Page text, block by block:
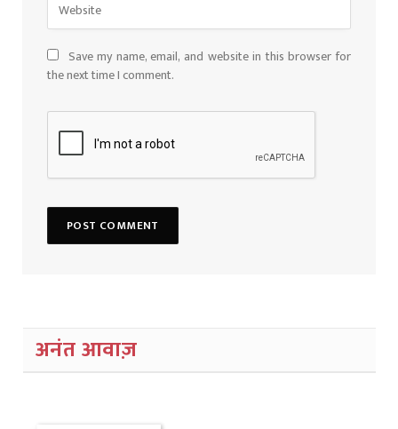
Save my name, email, and website in this browser for
the next time I comment.
अनंत आवाज़